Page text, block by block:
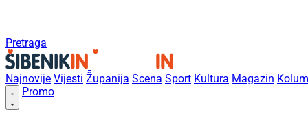
Pretraga
Najnovije Vijesti Županija Scena Sport Kultura Magazin
Promo